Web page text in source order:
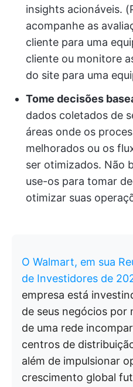
insights acionáveis.
acompanhe as
cliente para uma
cliente ou monitore
do site para uma
Tome decisões
dados coletados de
áreas onde os
melhorados ou os
ser otimizados. Não
use-os para tomar
otimizar suas
O Walmart, em sua
de Investidores de
empresa está
de seus negócios por
de uma rede
centros de
além de impulsionar
crescimento global